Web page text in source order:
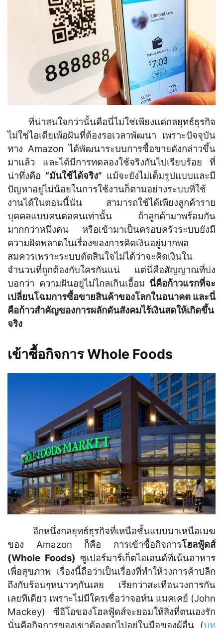
ที่น่าสนใจกว่านั้นคือนี่ไม่ใช่เพียงแค่กลยุทธ์ธุรกิจ
ไม่ใช่ไอเดียเพ้อฝันที่ต้องรอเวลาพัฒนา เพราะปัจจุบัน
ทาง Amazon ได้พัฒนาระบบการซื้อขายดังกล่าวขึ้น
มาแล้ว และได้มีการทดลองใช้จริงกันไปเรียบร้อย ที่
น่าทึ่งคือ “มันใช้ได้จริง” แม้จะยังไม่เต็มรูปแบบและมี
ปัญหาอยู่ไม่น้อยในการใช้งานก็ตามอย่างระบบที่ใช้
งานได้ในตอนนี้นั่น สามารถใช้ได้เพียงลูกค้าราย
บุคคลแบบคนต่อคนเท่านั้น ถ้าลูกค้ามาพร้อมกัน
มากกว่าหนึ่งคน หรือเข้ามาเป็นครอบครัวระบบยังมี
ความผิดพลาดในเรื่องของการคิดเงินอยู่มากพอ
สมควรเพราะระบบตัดสินใจไม่ได้ว่าจะคิดเงินใน
จำนวนที่ถูกต้องกับใครกันแน่ แต่นี่คือสัญญาณที่บ่ง
บอกว่า ความฝันอยู่ไม่ไกลเกินเอื้อม นี่คือก้าวแรกที่จะ
เปลี่ยนโฉมการซื้อขายสินค้าของโลกในอนาคต และนี่
คือก้าวสำคัญของการผลักดันสังคมไร้เงินสดให้เกิดขึ้น
จริง
เข้าซื้อกิจการ Whole Foods
อีกหนึ่งกลยุทธ์ธุรกิจที่เหนือชั้นแบบมาเหนือเมฆ
ของ Amazon ก็คือ การเข้าซื้อกิจการโฮลฟู้ดส์
(Whole Foods) ซูเปอร์มาร์เก็ตไฮเอนด์ที่เน้นอาหาร
เพื่อสุขภาพ เรื่องนี้ถือว่าเป็นเรื่องที่ทำให้วงการค้าปลีก
ถึงกับร้อนๆหนาวๆกันเลย เรียกว่าสะเทือนวงการกัน
เลยทีเดียว เพราะไม่มีใครเชื่อว่าจอห์น แมคเคย์ (John
Mackey) ซีอีโอของโฮลฟู้ดส์จะยอมให้สิ่งที่ตนเองรัก
นั่นคือกิจการของเขาต้องตกไปอยู่ในมือของผู้อื่น (บท